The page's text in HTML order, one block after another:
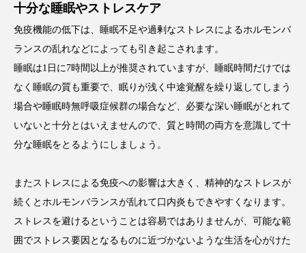
十分な睡眠やストレスケア
免疫機能の低下は、睡眠不足や過剰なストレスによるホルモンバ
ランスの乱れなどによっても引き起こされます。
睡眠は1日に7時間以上が推奨されていますが、睡眠時間だけでは
なく睡眠の質も重要で、眠りが浅く中途覚醒を繰り返してしまう
場合や睡眠時無呼吸症候群の場合など、必要な深い睡眠がとれて
いないと十分とはいえませんので、質と時間の両方を意識して十
分な睡眠をとるようにしましょう。
またストレスによる免疫への影響は大きく、精神的なストレスが
続くとホルモンバランスが乱れて口内炎もできやすくなります。
ストレスを避けるということは容易ではありませんが、可能な範
囲でストレス要因となるものに近づかないような生活を心がけた